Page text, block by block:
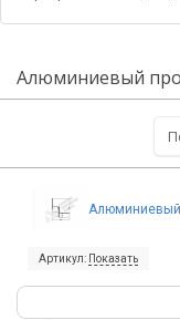
Алюминиевый
Алюминиевый
Артикул: Показать